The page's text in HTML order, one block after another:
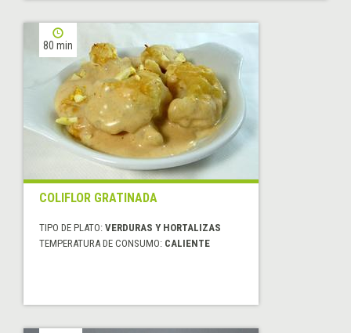
80 min
COLIFLOR GRATINADA
TIPO DE PLATO: VERDURAS Y HORTALIZAS
TEMPERATURA DE CONSUMO: CALIENTE